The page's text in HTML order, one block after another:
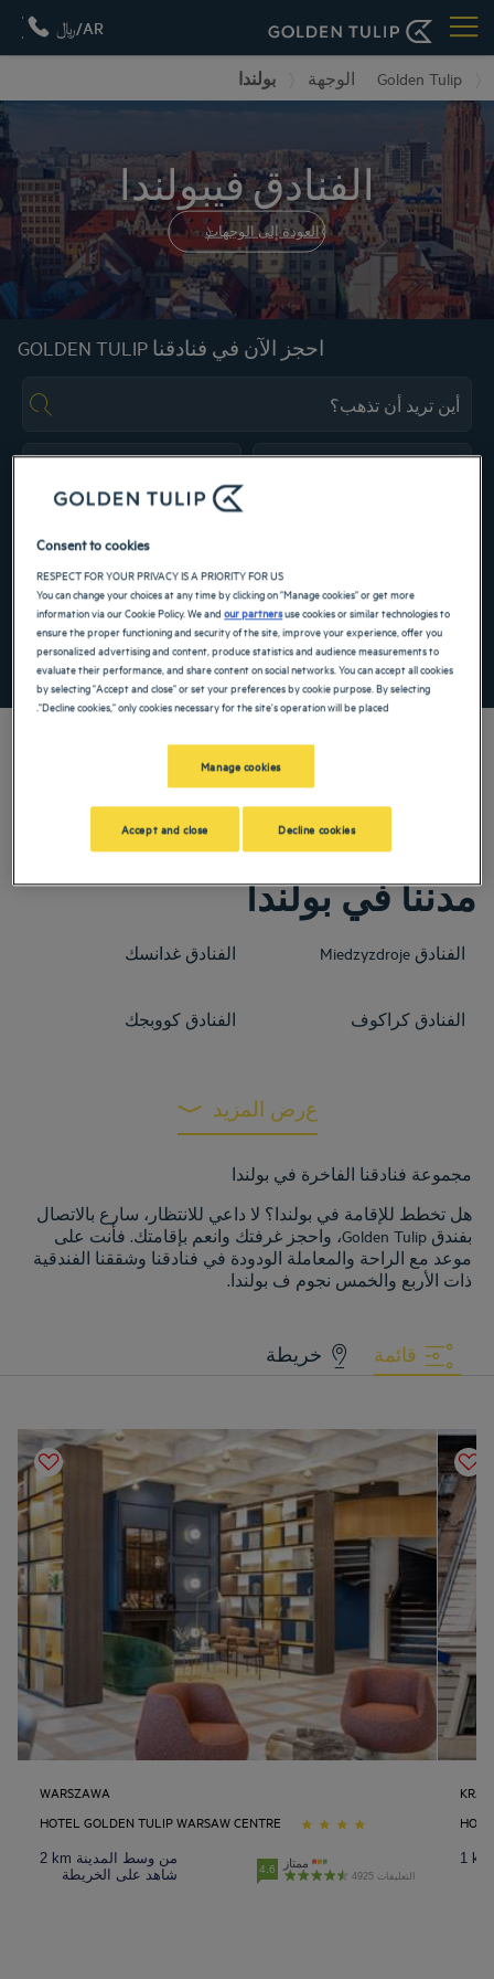
AR/﷼
Golden Tulip الوجهة بولندا
الفنادق فيبولندا
العودة إلى الوجهات
احجز الآن في فنادقنا GOLDEN TULIP
the question mark key to get the keyboard shortcuts for changing dates.
keyboard shortcuts for changing dates.
ابحث عن فندق
أضِف رمزًا خاصًا
احجز إقامة في عطلة نهاية الأسبوع أو احجز عطلة عائلية أو رحلة عمل في أحد
فنادقنا أو شققنا الفندقية الأربع أو الخمس نجوم في بولندا
مدننا في بولندا
الفنادق Miedzyzdroje الفنادق غدانسك
الفنادق كراكوف الفنادق كووبجك
عرض المزيد
مجموعة فنادقنا الفاخرة في بولندا
هل تخطط للإقامة في بولندا؟ لا داعي للانتظار، سارع بالاتصال
بفندق Golden Tulip، واحجز غرفتك وانعم بإقامتك. فأنت على
موعد مع الراحة والمعاملة الودودة في فنادقنا وشققنا الفندقية
ذات الأربع والخمس نجوم ف بولندا.
قائمة خريطة
WARSZAWA
HOTEL GOLDEN TULIP WARSAW CENTRE
2 km من وسط المدينة
شاهد على الخريطة
4.6 ممتاز
4925 التعليقات
Consent to cookies
RESPECT FOR YOUR PRIVACY IS A PRIORITY FOR US
You can change your choices at any time by clicking on "Manage cookies" or get more
information via our Cookie Policy. We andour partnersuse cookies or similar technologies to
ensure the proper functioning and security of the site, improve your experience, offer you
personalized advertising and content, produce statistics and audience measurements to
evaluate their performance, and share content on social networks. You can accept all cookies
by selecting "Accept and close" or set your preferences by cookie purpose. By selecting
"Decline cookies," only cookies necessary for the site's operation will be placed.
Manage cookies
Decline cookies
Accept and close